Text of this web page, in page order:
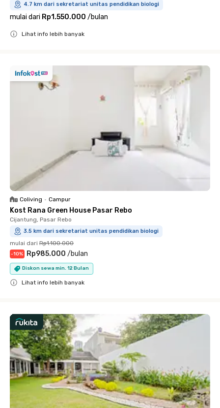
4.7 km dari sekretariat unitas pendidikan biologi
mulai dari Rp1.550.000 /bulan
Lihat info lebih banyak
Coliving • Campur
Kost Rana Green House Pasar Rebo
Cijantung, Pasar Rebo
3.5 km dari sekretariat unitas pendidikan biologi
mulai dari Rp1.100.000
-10% Rp985.000 /bulan
Diskon sewa min. 12 Bulan
Lihat info lebih banyak